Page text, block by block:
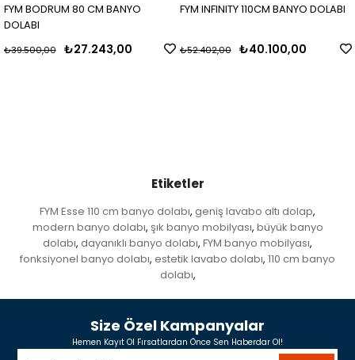
FYM BODRUM 80 CM BANYO
DOLABI
₺27.243,00
₺39.500,00
FYM INFINITY 110CM BANYO DOLABI
₺40.100,00
₺52.402,00
Etiketler
FYM Esse 110 cm banyo dolabı, geniş lavabo altı dolap,
modern banyo dolabı, şık banyo mobilyası, büyük banyo
dolabı, dayanıklı banyo dolabı, FYM banyo mobilyası,
fonksiyonel banyo dolabı, estetik lavabo dolabı, 110 cm banyo
dolabı,
Size Özel Kampanyalar
Hemen Kayıt Ol Fırsatlardan Önce Sen Haberdar Ol!